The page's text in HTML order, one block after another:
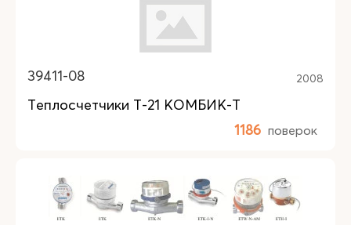
39411-08 2008
Теплосчетчики Т-21 КОМБИК-Т
1186 поверок